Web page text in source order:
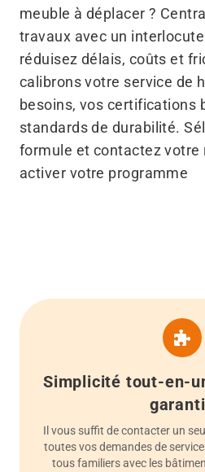
meuble à déplacer ?
travaux avec un
réduisez délais, coûts et
calibrons votre service de
besoins, vos certifications
standards de durabilité.
formule et contactez votre
activer votre programme
Simplicité tout-en-
Il vous suffit de contacter un
toutes vos demandes de
tous familiers avec les